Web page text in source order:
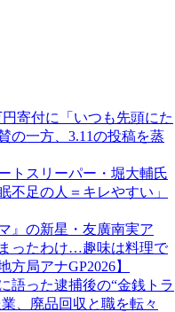
寄付に「いつも先頭にた
の一方、3.11の投稿を蒸
トスリーパー・堀大輔氏
不足の人＝キレやすい」
』の新星・友廣南実ア
ったわけ…趣味は料理で
方局アナGP2026】
語った逮捕後の“金銭トラ
、廃品回収と職を転々